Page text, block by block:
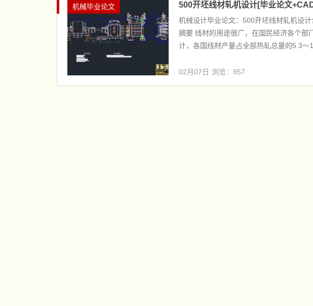
机械毕业论文 500开坯线材轧机设计[毕业论文
机械设计毕业论文：500开坯线材轧机设
摘要 线材的用途很广，在国民经济各个部
计，各国线材产量占全部热轧总量的5.3～
02月07日 浏览：857